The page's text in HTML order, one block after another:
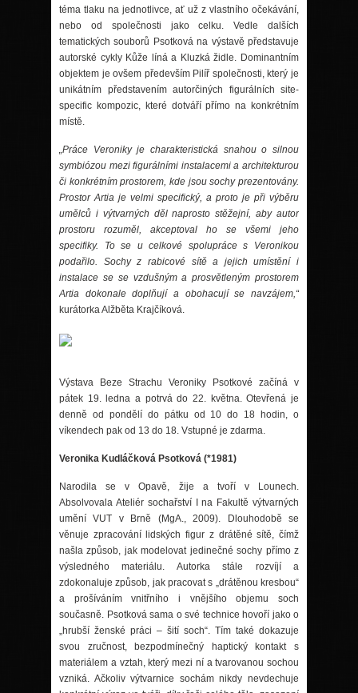
téma tlaku na jednotlivce, ať už z vlastního očekávání,
nebo od společnosti jako celku. Vedle dalších
tematických souborů Psotková na výstavě představuje
autorské cykly Kůže líná a Kluzká židle. Dominantním
objektem je ovšem především Pilíř společnosti, který je
unikátním představením autorčiných figurálních site-
specific kompozic, které dotváří přímo na konkrétním
místě.
„Práce Veroniky je charakteristická snahou o silnou
symbiózou mezi figurálními instalacemi a architekturou
či konkrétním prostorem, kde jsou sochy prezentovány.
Prostor Artia je velmi specifický, a proto je při výběru
umělců i výtvarných děl naprosto stěžejní, aby autor
prostoru rozuměl, akceptoval ho se všemi jeho
specifiky. To se u celkové spolupráce s Veronikou
podařilo. Sochy z rabicové sítě a jejich umístění i
instalace se se vzdušným a prosvětleným prostorem
Artia dokonale doplňují a obohacují se navzájem,“
kurátorka Alžběta Krajčíková.
Výstava Beze Strachu Veroniky Psotkové začíná v
pátek 19. ledna a potrvá do 22. května. Otevřená je
denně od pondělí do pátku od 10 do 18 hodin, o
víkendech pak od 13 do 18. Vstupné je zdarma.
Veronika Kudláčková Psotková (*1981)
Narodila se v Opavě, žije a tvoří v Lounech.
Absolvovala Ateliér sochařství I na Fakultě výtvarných
umění VUT v Brně (MgA., 2009). Dlouhodobě se
věnuje zpracování lidských figur z drátěnésítě, čímž
našla způsob, jak modelovat jedinečnésochy přímo z
výsledného materiálu. Autorka stále rozvíjí a
zdokonaluje způsob, jak pracovat s „drátěnou kresbou“
a prošíváním vnitřního i vnějšího objemu soch
současně. Psotková sama o své technice hovoří jako o
„hrubší ženské práci – šití soch“. Tím také dokazuje
svou zručnost, bezpodmínečný haptický kontakt s
materiálem a vztah, který mezi ní a tvarovanou sochou
vzniká. Ačkoliv výtvarnice sochám nikdy nevdechuje